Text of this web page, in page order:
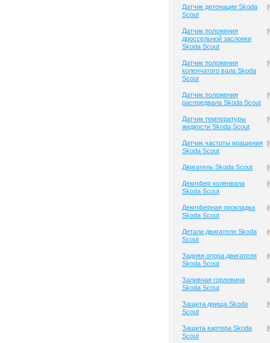
Датчик детонации Skoda
Scout
(
Датчик положения
дроссельной заслонки
Skoda Scout
(
Датчик положения
коленчатого вала Skoda
Scout
(
Датчик положения
распредвала Skoda Scout
(
Датчик температуры
жидкости Skoda Scout
(
Датчик частоты вращения
Skoda Scout
(
Двигатель Skoda Scout (
Демпфер коленвала
Skoda Scout
(
Демпферная прокладка
Skoda Scout
(
Детали двигателя Skoda
Scout
(
Задняя опора двигателя
Skoda Scout
(
Заливная горловина
Skoda Scout
(
Защита днища Skoda
Scout
(
Защита картера Skoda
Scout
(